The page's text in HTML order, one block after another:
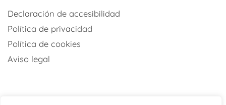
Declaración de accesibilidad
Política de privacidad
Política de cookies
Aviso legal